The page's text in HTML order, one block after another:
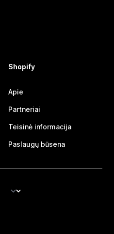
Shopify
Apie
Partneriai
Teisinė informacija
Paslaugų būsena